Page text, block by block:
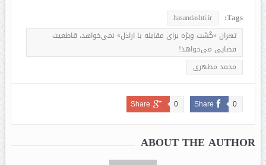
Tags:
hasandashti.ir
تهران «گشت ویژه برای مقابله با اراذل» نمی‌خواهد، قاطعیت
قضایی می‌خواهد!
محمد مطهری
Share 0
Share 0
ABOUT THE AUTHOR